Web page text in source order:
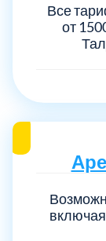
Все
от